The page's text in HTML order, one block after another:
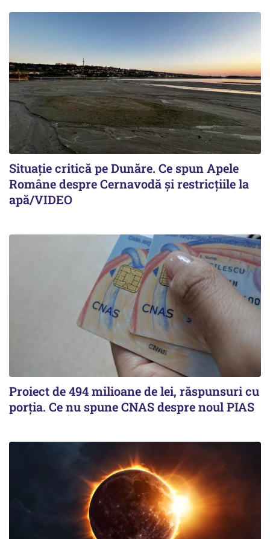
Situație critică pe Dunăre. Ce spun Apele
Române despre Cernavodă și restricțiile la
apă/VIDEO
Proiect de 494 milioane de lei, răspunsuri cu
porția. Ce nu spune CNAS despre noul PIAS